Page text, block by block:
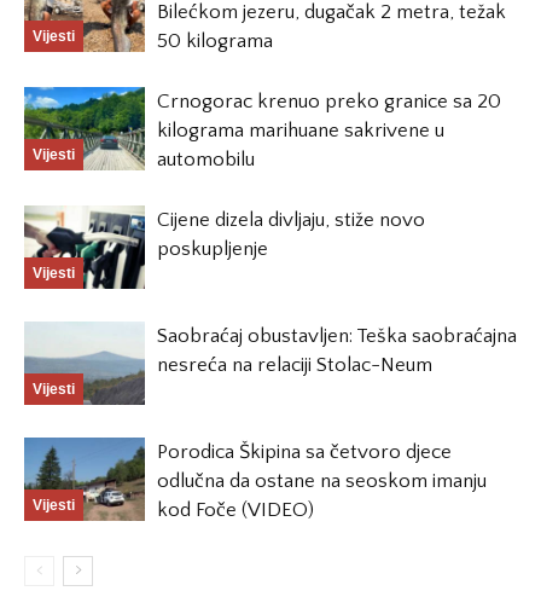
Vijesti
Bilećkom jezeru, dugačak 2 metra, težak
50 kilograma
Vijesti
Crnogorac krenuo preko granice sa 20
kilograma marihuane sakrivene u
automobilu
Vijesti
Cijene dizela divljaju, stiže novo
poskupljenje
Vijesti
Saobraćaj obustavljen: Teška saobraćajna
nesreća na relaciji Stolac-Neum
Vijesti
Porodica Škipina sa četvoro djece
odlučna da ostane na seoskom imanju
kod Foče (VIDEO)